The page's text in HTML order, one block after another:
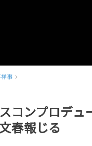
祥事
コンプロデュ
春報じる